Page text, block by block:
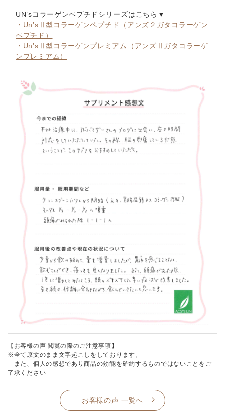
UN’sコラーゲンペプチドシリーズはこちら▼
・Un’sⅡ型コラーゲンペプチド（アンズ２ガタコラーゲン
ペプチド）
・Un’sⅡ型コラーゲンプレミアム（アンズⅡガタコラーゲ
ンプレミアム）
【お客様の声 閲覧の際のご注意事項】
※全て原文のまま文字起こしをしております。
また、個人の感想であり商品の効能を確約するものではないことをご
了承ください
お客様の声 一覧へ